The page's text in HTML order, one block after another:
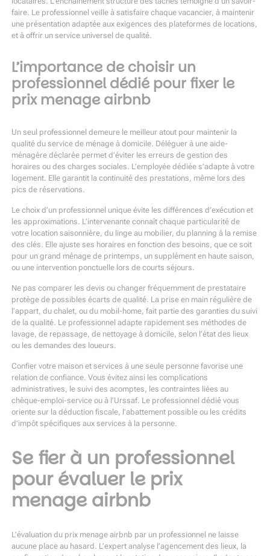
faire. Le professionnel veille à satisfaire chaque vacancier, à maintenir
une présentation adaptée aux exigences des plateformes de locations,
et à offrir un service universel de qualité.
L’importance de choisir un
professionnel dédié pour fixer le
prix menage airbnb
Un seul professionnel demeure le meilleur atout pour maintenir la
qualité du service de ménage à domicile. Déléguer à une aide-
ménagère déclarée permet d’éviter les erreurs de gestion des
horaires ou des charges sociales. L’employée dédiée s’adapte à votre
logement. Elle garantit la continuité des prestations, même lors des
pics de réservations.
Le choix d’un professionnel unique évite les différences d’exécution et
les approximations. L’intervenante connaît chaque particularité de
votre location saisonnière, du linge au mobilier, du planning à la remise
des clés. Elle ajuste ses horaires en fonction des besoins, que ce soit
pour un grand ménage de printemps, un supplément en haute saison,
ou une intervention ponctuelle lors de courts séjours.
Ne pas comparer les devis ou changer fréquemment de prestataire
protège de possibles écarts de qualité. La prise en main régulière de
l’appart, du chalet, ou du mobil-home, fait partie des garanties du suivi
de la qualité. Le professionnel adapte rapidement ses méthodes de
lavage, de repassage, de nettoyage à domicile, selon l’état des lieux
ou les demandes des loueurs.
Confier votre maison et services à une seule personne favorise une
relation de confiance. Vous évitez ainsi les complications
administratives, le suivi des acomptes, les contraintes liées au
chèque-emploi-service ou à l’Urssaf. Le professionnel dédié vous
oriente sur la déduction fiscale, l’abattement possible ou les crédits
d’impôt spécifiques aux services à la personne.
Se fier à un professionnel
pour évaluer le prix
menage airbnb
L’évaluation du prix menage airbnb par un professionnel ne laisse
aucune place au hasard. L’expert analyse l’agencement des lieux, la